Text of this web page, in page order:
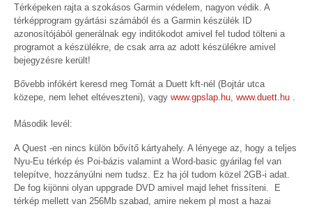
Térképeken rajta a szokásos Garmin védelem, nagyon védik. A
térképprogram gyártási számából és a Garmin készülék ID
azonosítójából generálnak egy inditókodot amivel fel tudod tölteni a
programot a készülékre, de csak arra az adott készülékre amivel
bejegyzésre került!
Bővebb infókért keresd meg Tomát a Duett kft-nél (Bojtár utca
közepe, nem lehet eltéveszteni), vagy www.gpslap.hu, www.duett.hu .
Második levél:
A Quest -en nincs külön bővítő kártyahely. A lényege az, hogy a teljes
Nyu-Eu térkép és Poi-bázis valamint a Word-basic gyárilag fel van
telepítve, hozzányúlni nem tudsz. Ez ha jól tudom közel 2GB-i adat.
De fog kijönni olyan uppgrade DVD amivel majd lehet frissíteni. E
térkép mellett van 256Mb szabad, amire nekem pl most a hazai